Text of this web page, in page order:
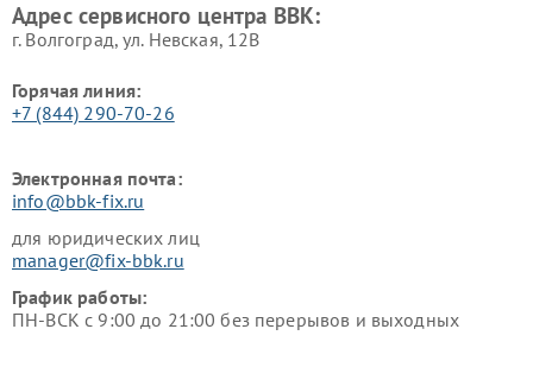
Адрес сервисного центра BBK:
г. Волгоград, ул. Невская, 12В
Горячая линия:
+7 (844) 290-70-26
Электронная почта:
info@bbk-fix.ru
для юридических лиц
manager@fix-bbk.ru
График работы:
ПН-ВСК с 9:00 до 21:00 без перерывов и выходных